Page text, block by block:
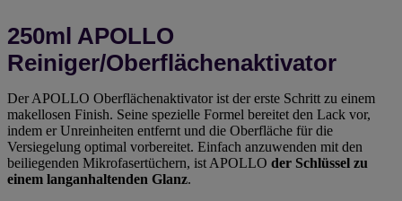
250ml APOLLO
Reiniger/Oberflächenaktivator
Der APOLLO Oberflächenaktivator ist der erste Schritt zu einem
makellosen Finish. Seine spezielle Formel bereitet den Lack vor,
indem er Unreinheiten entfernt und die Oberfläche für die
Versiegelung optimal vorbereitet. Einfach anzuwenden mit den
beiliegenden Mikrofasertüchern, ist APOLLO der Schlüssel zu
einem langanhaltenden Glanz.